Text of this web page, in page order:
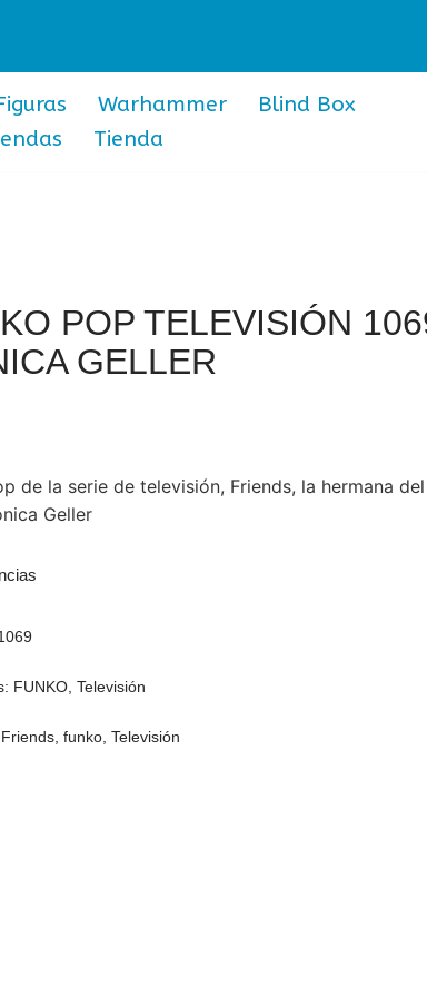
Warhammer
Blind Box
Tienda
POP TELEVISIÓN
GELLER
de la serie de televisión, Friends, la hermana
Geller
FUNKO ,Televisión
Friends ,funko ,Televisión